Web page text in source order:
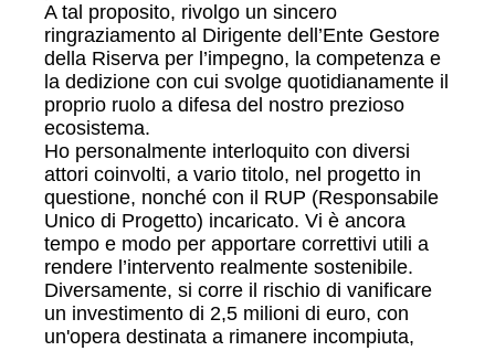
A tal proposito, rivolgo un sincero
ringraziamento al Dirigente dell’Ente Gestore
della Riserva per l’impegno, la competenza e
la dedizione con cui svolge quotidianamente il
proprio ruolo a difesa del nostro prezioso
ecosistema.
Ho personalmente interloquito con diversi
attori coinvolti, a vario titolo, nel progetto in
questione, nonché con il RUP (Responsabile
Unico di Progetto) incaricato. Vi è ancora
tempo e modo per apportare correttivi utili a
rendere l’intervento realmente sostenibile.
Diversamente, si corre il rischio di vanificare
un investimento di 2,5 milioni di euro, con
un'opera destinata a rimanere incompiuta,